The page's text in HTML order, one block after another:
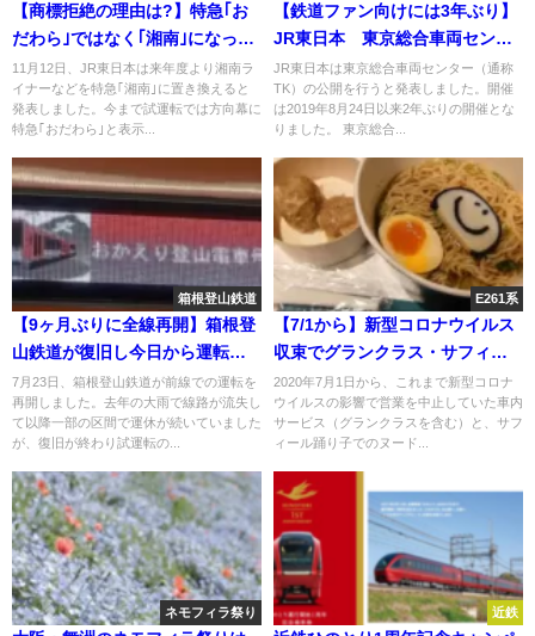
【商標拒絶の理由は?】特急｢お
だわら｣ではなく｢湘南｣になった
のは何故か ｢はちおうじ｣｢おう
め｣も無登録だった
11月12日、JR東日本は来年度より湘南ラ
イナーなどを特急｢湘南｣に置き換えると
発表しました。今まで試運転では方向幕に
特急｢おだわら｣と表示...
【鉄道ファン向けには3年ぶり】
JR東日本 東京総合車両センタ
ー（TK）公開2021 クモヤ143
形も登場
JR東日本は東京総合車両センター（通称
TK）の公開を行うと発表しました。開催
は2019年8月24日以来2年ぶりの開催とな
りました。 東京総合...
箱根登山鉄道
【9ヶ月ぶりに全線再開】箱根登
山鉄道が復旧し今日から運転再
開 臨時のロマンスカーも
7月23日、箱根登山鉄道が前線での運転を
再開しました。去年の大雨で線路が流失し
て以降一部の区間で運休が続いていました
が、復旧が終わり試運転の...
E261系
【7/1から】新型コロナウイルス
収束でグランクラス・サフィー
ル踊り子のヌードルバー営業再
開へ
2020年7月1日から、これまで新型コロナ
ウイルスの影響で営業を中止していた車内
サービス（グランクラスを含む）と、サフ
ィール踊り子でのヌード...
ネモフィラ祭り 近鉄